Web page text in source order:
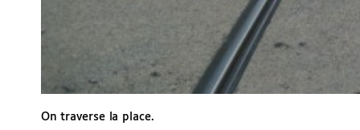
On traverse la place.